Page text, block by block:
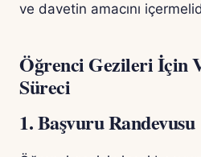
ve davetin amacını
Öğrenci Gezileri İçin
Süreci
1. Başvuru Randevusu